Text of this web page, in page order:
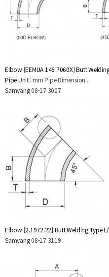
Elbow [EEMUA 146 7060X] Butt
PipeUnit : mm Pipe Dimension ..
Samyang08-173007
Elbow [2.1972.22] Butt Welding Type
Samyang08-173119